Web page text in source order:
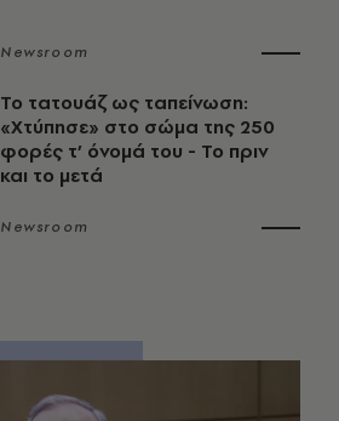
Newsroom
Το τατουάζ ως ταπείνωση:
«Χτύπησε» στο σώμα της 250
φορές τ’ όνομά του - Το πριν
και το μετά
Newsroom